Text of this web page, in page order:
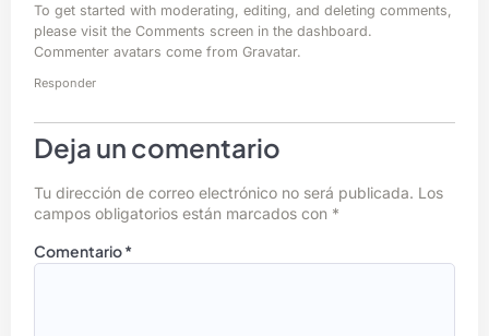
To get started with moderating, editing, and deleting comments,
please visit the Comments screen in the dashboard.
Commenter avatars come from Gravatar.
Responder
Deja un comentario
Tu dirección de correo electrónico no será publicada. Los
campos obligatorios están marcados con *
Comentario*